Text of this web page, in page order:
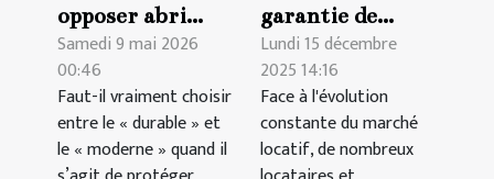
opposer abri
traditionnel et
structure
innovante ?
Samedi 9 mai 2026
00:46
Faut-il vraiment choisir
entre le « durable » et
le « moderne » quand il
garantie de
loyer
alternative : est-
ce bénéfique ?
Lundi 15 décembre
2025 14:16
Face à l'évolution
constante du marché
locatif, de nombreux